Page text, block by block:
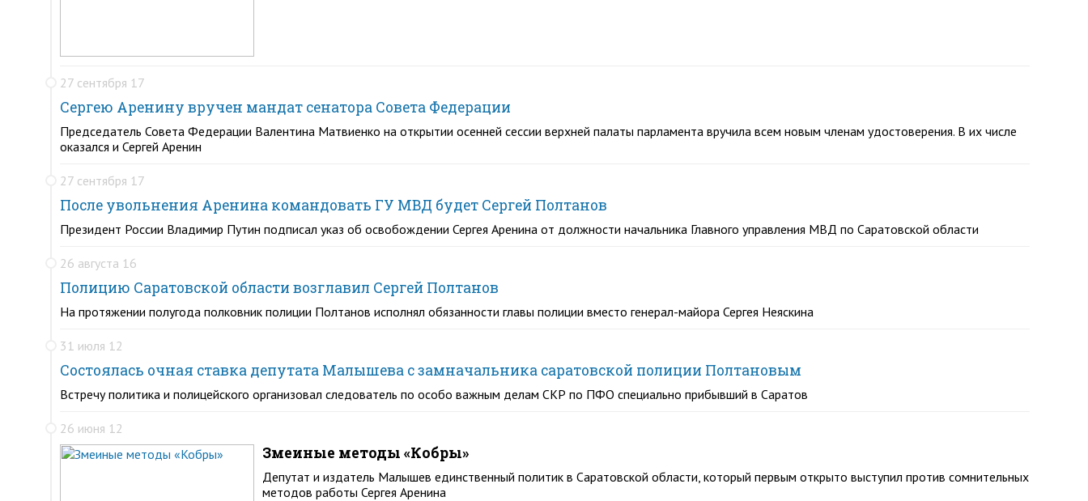
27 сентября 17
Сергею Аренину вручен мандат сенатора Совета Федерации
Председатель Совета Федерации Валентина Матвиенко на открытии осенней сессии верхней палаты парламента вручила всем новым членам удостоверения. В их числе
оказался и Сергей Аренин
27 сентября 17
После увольнения Аренина командовать ГУ МВД будет Сергей Полтанов
Президент России Владимир Путин подписал указ об освобождении Сергея Аренина от должности начальника Главного управления МВД по Саратовской области
26 августа 16
Полицию Саратовской области возглавил Сергей Полтанов
На протяжении полугода полковник полиции Полтанов исполнял обязанности главы полиции вместо генерал-майора Сергея Неяскина
31 июля 12
Состоялась очная ставка депутата Малышева с замначальника саратовской полиции Полтановым
Встречу политика и полицейского организовал следователь по особо важным делам СКР по ПФО специально прибывший в Саратов
26 июня 12
Змеиные методы «Кобры»
Депутат и издатель Малышев единственный политик в Саратовской области, который первым открыто выступил против сомнительных
методов работы Сергея Аренина